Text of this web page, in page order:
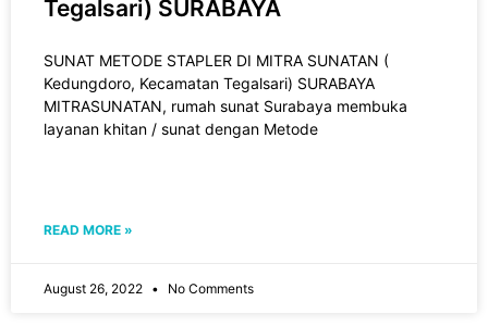
Tegalsari) SURABAYA
SUNAT METODE STAPLER DI MITRA SUNATAN (
Kedungdoro, Kecamatan Tegalsari) SURABAYA
MITRASUNATAN, rumah sunat Surabaya membuka
layanan khitan / sunat dengan Metode
READ MORE »
August 26, 2022 No Comments